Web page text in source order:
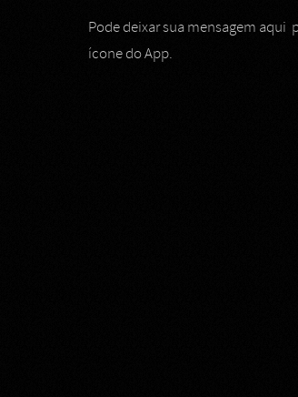
Pode deixar sua mensagem
ícone do App.